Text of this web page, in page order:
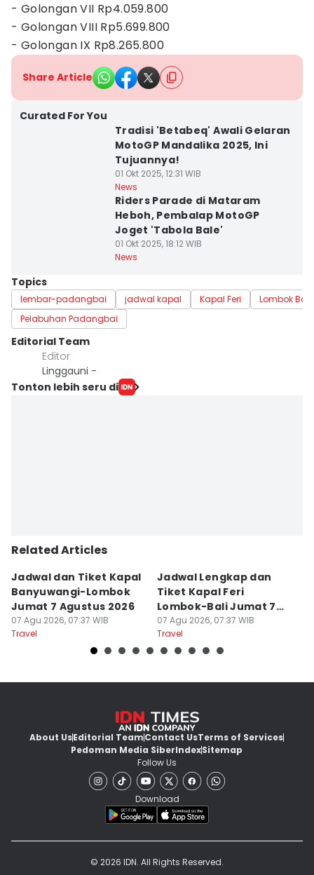
- Golongan VII Rp4.059.800
- Golongan VIII Rp5.699.800
- Golongan IX Rp8.265.800
Share Article
Curated For You
Tradisi 'Betabeq' Awali Gelaran
MotoGP Mandalika 2025, Ini
Tujuannya!
01 Okt 2025, 12:31 WIB
News
Riders Parade di Mataram
Heboh, Pembalap MotoGP
Joget 'Tabola Bale'
01 Okt 2025, 18:12 WIB
News
Topics
lembar-padangbai jadwal kapal Kapal Feri
Lombok
Pelabuhan Padangbai
Editorial Team
Editor
Linggauni -
Tonton lebih seru di
Related Articles
Jadwal dan Tiket Kapal
Banyuwangi-Lombok
Jumat 7 Agustus 2026
07 Agu 2026, 07:37 WIB
Travel
Jadwal Lengkap dan
Tiket Kapal Feri
Lombok-Bali Jumat 7
Agustus 2026
07 Agu 2026, 07:37 WIB
Travel
About UsEditorial TeamContact UsTerms of Services
Pedoman Media SiberIndexSitemap
Follow Us
Download
© 2026 IDN. All Rights Reserved.